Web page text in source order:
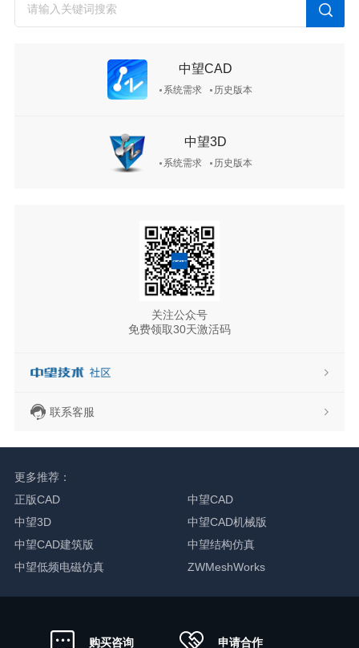
中望CAD
系统需求 历史版本
中望3D
系统需求 历史版本
关注公众号
免费领取30天激活码
联系客服
更多推荐：
正版CAD
中望CAD
中望3D
中望CAD机械版
中望CAD建筑版
中望结构仿真
中望低频电磁仿真
ZWMeshWorks
购买咨询 申请合作